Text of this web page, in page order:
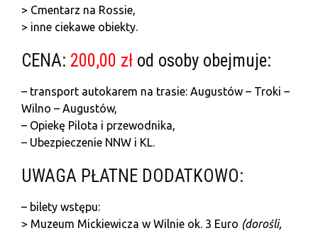
> Cmentarz na Rossie,
> inne ciekawe obiekty.
CENA: 200,00 zł od osoby obejmuje:
– transport autokarem na trasie: Augustów – Troki –
Wilno – Augustów,
– Opiekę Pilota i przewodnika,
– Ubezpieczenie NNW i KL.
UWAGA PŁATNE DODATKOWO:
– bilety wstępu:
> Muzeum Mickiewicza w Wilnie ok. 3 Euro (dorośli,